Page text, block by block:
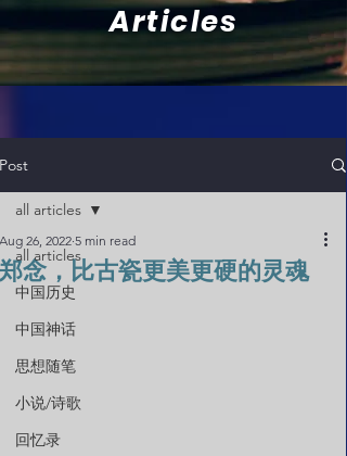
Articles
Post
all articles
中国历史
中国神话
思想随笔
小说/诗歌
回忆录
all articles
郑念，比古瓷更美更硬的灵魂
Aug 26, 2022 5 min read